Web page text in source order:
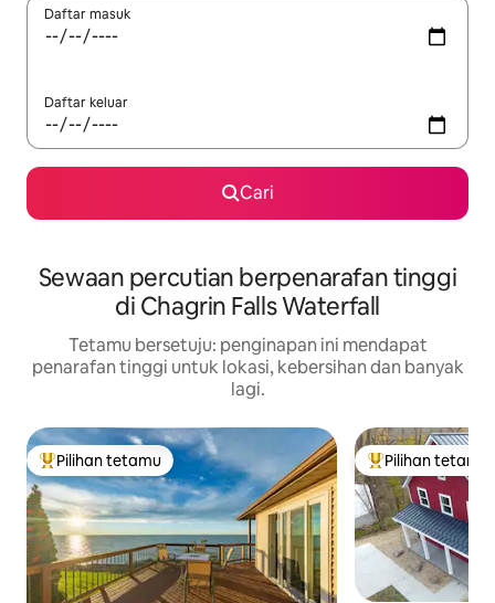
Daftar masuk
Daftar keluar
Cari
Sewaan percutian berpenarafan tinggi
di Chagrin Falls Waterfall
Tetamu bersetuju: penginapan ini mendapat
penarafan tinggi untuk lokasi, kebersihan dan banyak
lagi.
Pilihan utama tetamu
Pilihan tetamu Pilihan utama
Pilihan tetamu